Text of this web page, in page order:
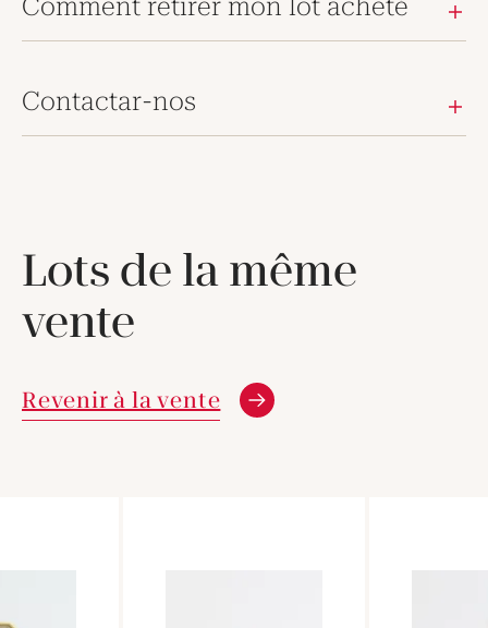
Comment retirer mon lot acheté
Contactar-nos
Lots de la même
vente
Revenir à la vente